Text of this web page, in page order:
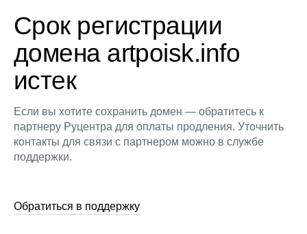
Срок регистрации
домена artpoisk.info
истек
Если вы хотите сохранить домен — обратитесь к
партнеру Руцентра для оплаты продления. Уточнить
контакты для связи с партнером можно в службе
поддержки.
Обратиться в поддержку